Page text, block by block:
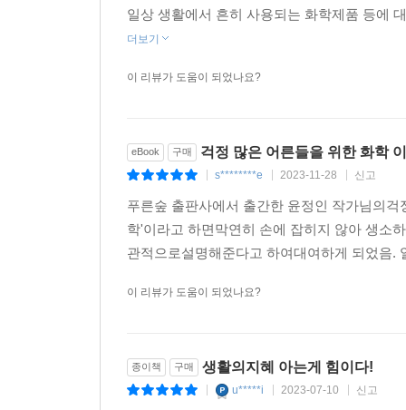
요”라는 문구도 보인다. 혹은 안전하단 말을 직접
전하다는 뉘앙스를 팍팍 풍기고 있을 때가 있다.
믿음은 위험하다고 생각한다. 모든 자연 물질이
--- p.170
천연물 중 정말 이로운 것도 있다. 천연물에서 유
는 역사적으로 큰 의미를 갖는 이 약물의 이름은
다. 그렇다면 계면활성제는 어떻게 세정제로 사용
--- p.182
(170쪽). 그렇다면 ‘계면활성제 없는 샴푸’는 어
가졌던 오해를 넘어 제품을 더 안전하고 유용하
지켜야 할 기본 수칙(223쪽)과 간단한 방법으
세정제로 사용하는 계면활성제는 피부 표면에
아니다. 애초에 용도가 다르기 때문에 침투가
염기성에 가까워진 물질들이 피부에 자극을 줄
일상 생활에서 흔히 사용되는 화학제품 등에
더보기
이 리뷰가 도움이 되었나요?
eBook 구매 걱정 많은 어른들을 위한 화학
s********e 2023-11-28 신고
푸른숲 출판사에서 출간한 윤정인 작가님의
학'이라고 하면막연히 손에 잡히지 않아 생소
관적으로설명해준다고 하여대여하게 되었음
이 리뷰가 도움이 되었나요?
종이책 구매 생활의지혜 아는게 힘이다!
u*****i 2023-07-10 신고